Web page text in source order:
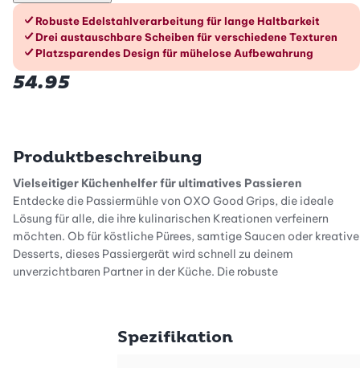
Die Vorteile im Überblick
Robuste Edelstahlverarbeitung für lange Haltbarkeit
Drei austauschbare Scheiben für verschiedene Texturen
Platzsparendes Design für mühelose Aufbewahrung
54.95
Produktbeschreibung
Vielseitiger Küchenhelfer für ultimatives Passieren
Entdecke die Passiermühle von OXO Good Grips, die ideale
Lösung für alle, die ihre kulinarischen Kreationen verfeinern
möchten. Ob für köstliche Pürees, samtige Saucen oder kreative
Desserts, dieses Passiergerät wird schnell zu deinem
unverzichtbaren Partner in der Küche. Die robuste
einwandfreiem Zustand und bereit für den nächsten Einsatz.
Spezifikation